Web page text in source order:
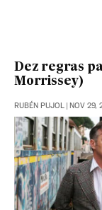
Dez regras
Morrissey)
RUBÉN PUJOL NOV 29,